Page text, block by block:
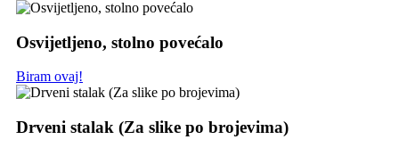
Osvijetljeno, stolno povećalo
Biram ovaj!
Drveni stalak (Za slike po brojevima)